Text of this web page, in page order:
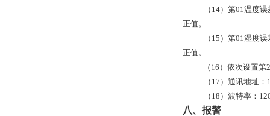
（14）第01温度
正值。
（15）第01湿度
正值。
（16）依次设置
（17）通讯地址：
（18）波特率：
八、报警